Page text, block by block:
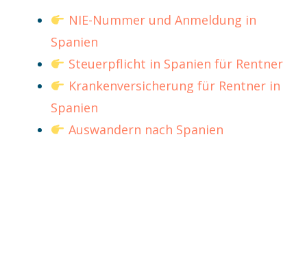
NIE-Nummer und Anmeldung in
Spanien
Steuerpflicht in Spanien für Rentner
Krankenversicherung für Rentner in
Spanien
Auswandern nach Spanien